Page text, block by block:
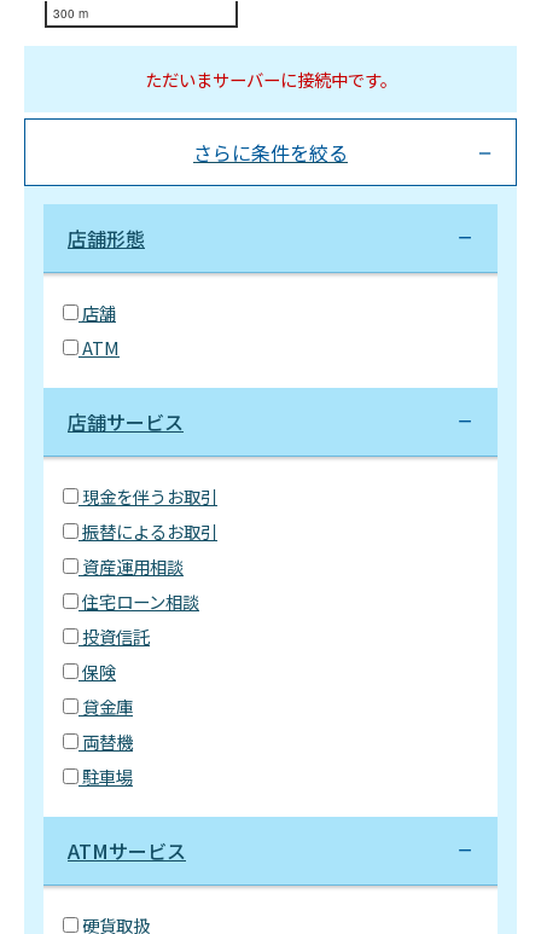
300 m
ただいまサーバーに接続中です。
さらに条件を絞る
店舗形態
店舗
ATM
店舗サービス
現金を伴うお取引
振替によるお取引
資産運用相談
住宅ローン相談
投資信託
保険
貸金庫
両替機
駐車場
ATMサービス
硬貨取扱